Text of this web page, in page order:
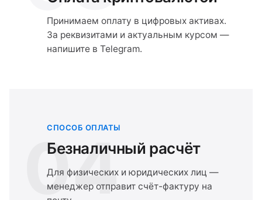
Принимаем оплату в цифровых активах.
За реквизитами и актуальным курсом —
напишите в Telegram.
04
СПОСОБ ОПЛАТЫ
Безналичный расчёт
Для физических и юридических лиц —
менеджер отправит счёт-фактуру на